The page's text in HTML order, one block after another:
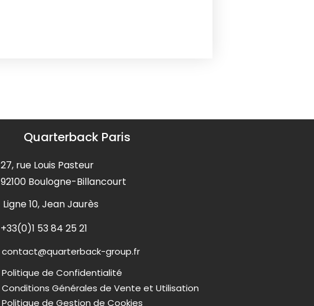
Quarterback Paris
27, rue Louis Pasteur
92100 Boulogne-Billancourt
Ligne 10, Jean Jaurès
+33(0)1 53 84 25 21
contact@quarterback-group.fr
Politique de Confidentialité
Conditions Générales de Vente et Utilisation
Politique de Gestion de Cookies